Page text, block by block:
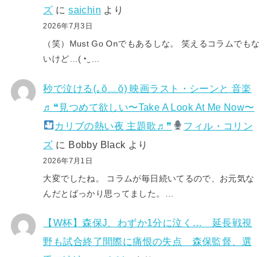
ズ にsaichin より
2026年7月3日
（笑）Must Go Onでもあるしな。 笑えるコラムでもな
いけど…(⁠◔⁠‿⁠…
秒で泣ける(⁠｡⁠ŏ⁠﹏⁠ŏ⁠) 映画ラスト・シーンと 音楽
♬❝見つめて欲しい〜Take A Look At Me Now〜
カリブの熱い夜 主題歌♬❞
フィル・コリン
ズ に Bobby Black より
2026年7月1日
大変でしたね。 コラムが毎日続いてるので、お元気な
んだとばっかり思ってました。…
【W杯】森保J、わずか1分に泣く… 延長戦視
野も試合終了間際に痛恨の失点 森保監督、選